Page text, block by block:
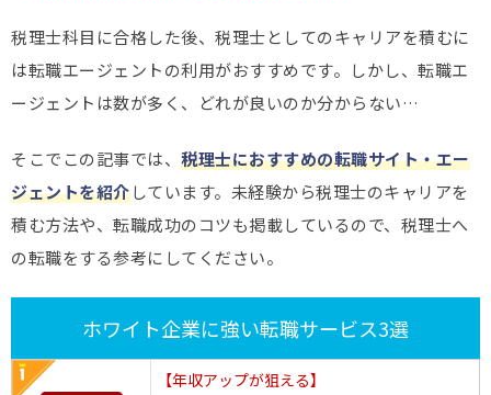
税理士科目に合格した後、税理士としてのキャリアを積むに
は転職エージェントの利用がおすすめです。しかし、転職エ
ージェントは数が多く、どれが良いのか分からない…
そこでこの記事では、 税理士におすすめの転職サイト・エー
ジェントを紹介しています。未経験から税理士のキャリアを
積む方法や、転職成功のコツも掲載しているので、税理士へ
の転職をする参考にしてください。
ホワイト企業に強い転職サービス3選
【年収アップが狙える】